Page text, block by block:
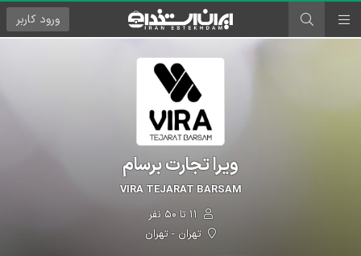
ورود کاربر
ویرا تجارت برسام
VIRA TEJARAT BARSAM
تهران - تهران